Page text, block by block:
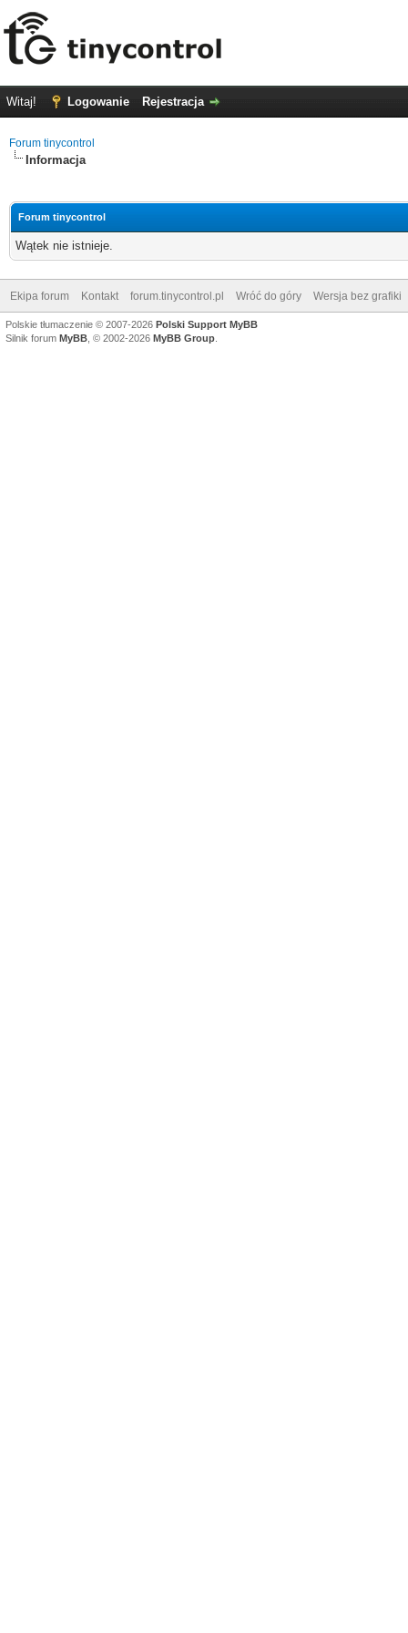
Witaj! Logowanie Rejestracja
Forum tinycontrol
Informacja
Forum tinycontrol
Wątek nie istnieje.
Ekipa forum Kontakt forum.tinycontrol.pl Wróć do góry Wersja bez grafiki
Polskie tłumaczenie © 2007-2026 Polski Support MyBB
Silnik forum MyBB , © 2002-2026 MyBB Group